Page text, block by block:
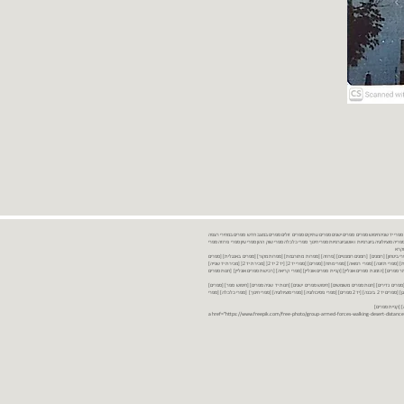
ספרים יד שניה ספרים משומשים ספרים חדשים ספרים יד 2 מכירת ספרים יד שניה ספרי יד שניהחיפוש ספרים ספרים ישנים ספרים עתיקים ספרים זולים ספרים במצב חדש ספרים במחירי רצפה
במבצע ספרים יד 2 ברמת גן ספרים יד 2 ביבנה יד 2 ספרים ספרי פסיכולוגיה ספריה סוציולוגיה ביוגרפיות ו אוטוביוגרפיות ספרי חינוך ספרי כלכלה ספרי שוק ההון ספרי עיון ספרי פרוזה ספרי
ביטחון] [רומנים] [רומנים רומנטיים] [פרוזה] [ספרות מתורגמת] [ספרות מקור] [ספרים באנגלית] [ספרים
חדשים מהחנות] [ספרים מומלצים] [ספרי בישול] [ספרי עידן חדש] [ספרי עסקים] [ספרי מורשת] [מחזות] [ספרי שירה] [ספרי בריאות] [ספרי תזונה] [ספרי רפואה] [ספרי מתח] [ספרים] [ספרי יד 2[ [יד 2 יד 2[ [מכירת יד 2[ [מכירת יד שנייה]
יד 2[ [ספר] [ספרים יד 2[ [הזמנת ספרים] [יד 2 ספרים] [ספרים בזול] [אתר ספרים] [הזמנת ספרים אונליין] [קניית ספרים אונליין] [ספרי קריאה] [רכישת ספרים אונליין] [חנות ספרים
נדירים] [חנות ספרים משומשים] [חיפוש ספרים ישנים] [חנות יד שניה ספרים] [חיפוש ספר] [ספרים]
[חנות ספרים זולים] [ספרים חדשים] [ספרים במחירי רצפה] [ספרים במשלוח חינם] [ספרים במשלוח עד הבית] [ספרים יד 2 ברמת גן] [ספרים יד 2 ביבנה] [יד 2 ספרים] [ספרי פסיכולוגיה] [ספרי סוציולוגיה] [ספרי חינוך] [ספרי כלכלה] [ספרי
[קניית ספרים]
<a href="https://www.freepik.com/free-photo/group-armed-forces-walking-desert-